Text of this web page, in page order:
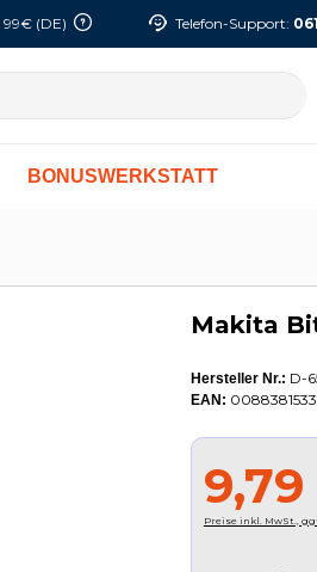
99€ (DE) Telefon-Support:
BONUSWERKSTATT
Makita
Hersteller Nr.: D-
EAN:
Preise inkl. MwSt.,